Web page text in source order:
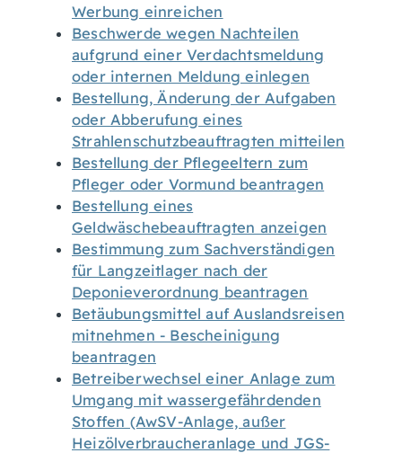
Werbung einreichen
Beschwerde wegen Nachteilen
aufgrund einer Verdachtsmeldung
oder internen Meldung einlegen
Bestellung, Änderung der Aufgaben
oder Abberufung eines
Strahlenschutzbeauftragten mitteilen
Bestellung der Pflegeeltern zum
Pfleger oder Vormund beantragen
Bestellung eines
Geldwäschebeauftragten anzeigen
Bestimmung zum Sachverständigen
für Langzeitlager nach der
Deponieverordnung beantragen
Betäubungsmittel auf Auslandsreisen
mitnehmen - Bescheinigung
beantragen
Betreiberwechsel einer Anlage zum
Umgang mit wassergefährdenden
Stoffen (AwSV-Anlage, außer
Heizölverbraucheranlage und JGS-